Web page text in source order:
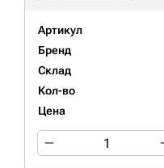
Артикул
Бренд
Склад
Кол-во
Цена